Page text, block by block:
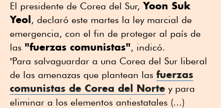
El presidente de Corea del Sur,Yoon Suk
Yeol, declaró este martes la ley marcial de
emergencia, con el fin de proteger al país de
las "fuerzas comunistas", indicó.
"Para salvaguardar a una Corea del Sur liberal
de las amenazas que plantean las fuerzas
comunistas de Corea del Norte y para
eliminar a los elementos antiestatales (...)